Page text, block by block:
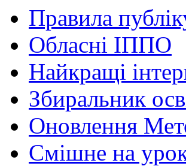
Правила
Обласні ІППО
Найкращі
Збиральник
Оновлення
Cмішне на